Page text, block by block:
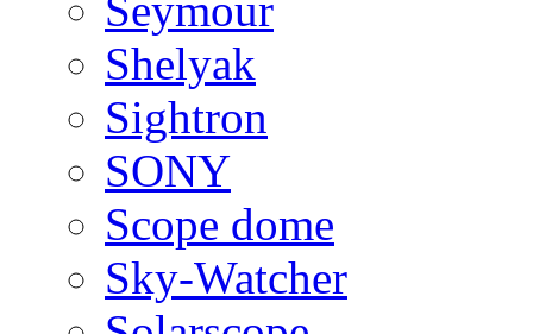
Shelyak
Sightron
SONY
Scope dome
Sky-Watcher